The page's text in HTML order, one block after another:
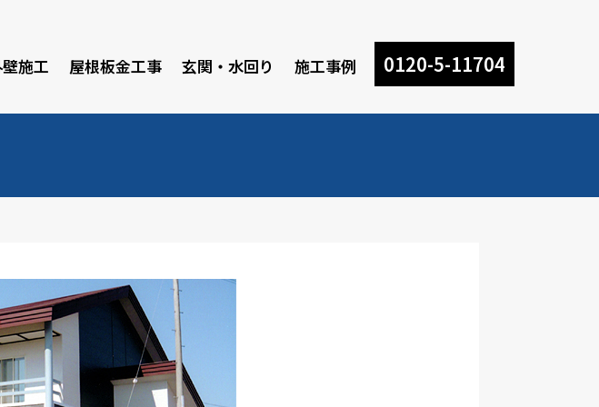
施工 屋根板金工事 玄関・水回り 施工事例 0120-5-11704